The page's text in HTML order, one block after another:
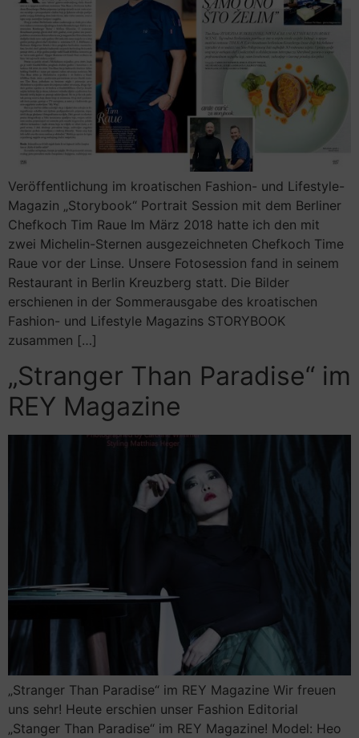
Veröffentlichung im kroatischen Fashion- und Lifestyle-
Magazin „Storybook“ Portrait Session mit dem Berliner
Chefkoch Tim Raue Im März 2018 hatte ich den mit
zwei Michelin-Sternen ausgezeichneten Chefkoch Time
Raue vor der Linse. Unsere Fotosession fand in seinem
Restaurant in Berlin Kreuzberg statt. Die Bilder
erschienen in der Sommerausgabe des kroatischen
Fashion- und Lifestyle Magazins STORYBOOK
zusammen […]
„Stranger Than Paradise“ im
REY Magazine
„Stranger Than Paradise“ im REY Magazine Wir freuen
uns sehr! Heute erschien unser Fashion Editorial
„Stanger Than Paradise“ im REY Magazine! Model: Heo